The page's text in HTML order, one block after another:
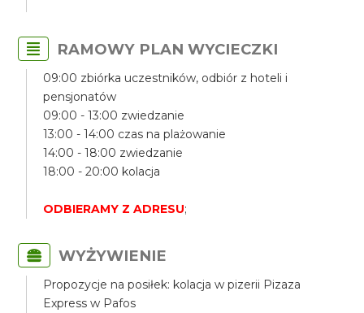
RAMOWY PLAN WYCIECZKI
09:00 zbiórka uczestników, odbiór z hoteli i
pensjonatów
09:00 - 13:00 zwiedzanie
13:00 - 14:00 czas na plażowanie
14:00 - 18:00 zwiedzanie
18:00 - 20:00 kolacja
ODBIERAMY Z ADRESU;
WYŻYWIENIE
Propozycje na posiłek: kolacja w pizerii Pizaza
Express w Pafos